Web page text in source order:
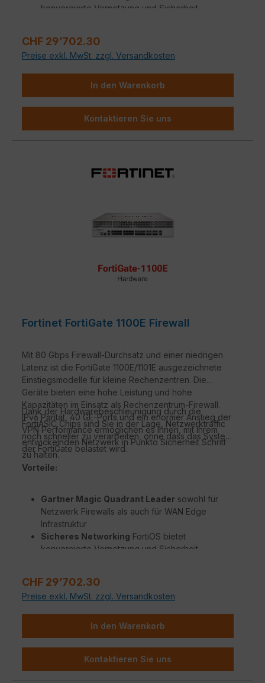
konvergierte Vernetzung und Sicherheit
Sicherheit für Unternehmen
KI / ML-gestützten FortiGuard Dienstleistungen
jedes Edge jeder Größenordnung
Regulärer Preis:
CHF 29’702.30
Preise exkl. MwSt. zzgl. Versandkosten
In den Warenkorb
Kontaktieren Sie uns
Fortinet FortiGate 1100E Firewall
Mit 80 Gbps Firewall-Durchsatz und einer niedrigen
Latenz ist die FortiGate 1100E/1101E ausgezeichnete
Einstiegsmodelle für kleine Rechenzentren. Die
Geräte bieten eine hohe Leistung und hohe
Kapazitäten im Einsatz als Rechenzentrum-Firewall.
IPv6 Parität, 40 GE-Ports und ein enormer Anstieg der
VPN Performance ermöglichen es Ihnen, mit Ihrem
entwickelnden Netzwerk in Punkto Sicherheit Schritt
zu halten.
Dank der Hardwarebeschleunigung durch die
FortiASIC Chips sind Sie in der Lage, Netzwerktraffic
noch schneller zu verarbeiten, ohne dass das System
der FortiGate belastet wird.
Vorteile:
Gartner Magic Quadrant Leader sowohl für
Netzwerk Firewalls als auch für WAN Edge
Infrastruktur
Sicheres Networking FortiOS bietet
konvergierte Vernetzung und Sicherheit
Sicherheit für Unternehmen
KI / ML-gestützten FortiGuard Dienstleistungen
jedes Edge jeder Größenordnung
Regulärer Preis:
CHF 29’702.30
Preise exkl. MwSt. zzgl. Versandkosten
In den Warenkorb
Kontaktieren Sie uns